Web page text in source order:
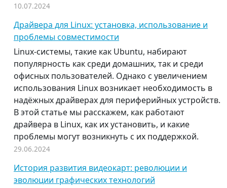
10.07.2024
Драйвера для Linux: установка, использование и
проблемы совместимости
Linux-системы, такие как Ubuntu, набирают
популярность как среди домашних, так и среди
офисных пользователей. Однако с увеличением
использования Linux возникает необходимость в
надёжных драйверах для периферийных устройств.
В этой статье мы расскажем, как работают
драйвера в Linux, как их установить, и какие
проблемы могут возникнуть с их поддержкой.
29.06.2024
История развития видеокарт: революции и
эволюции графических технологий